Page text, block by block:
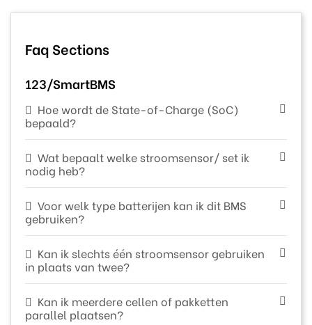
Faq Sections
123/SmartBMS
Hoe wordt de State-of-Charge (SoC)
bepaald?
Wat bepaalt welke stroomsensor/ set ik
nodig heb?
Voor welk type batterijen kan ik dit BMS
gebruiken?
Kan ik slechts één stroomsensor gebruiken
in plaats van twee?
Kan ik meerdere cellen of pakketten
parallel plaatsen?